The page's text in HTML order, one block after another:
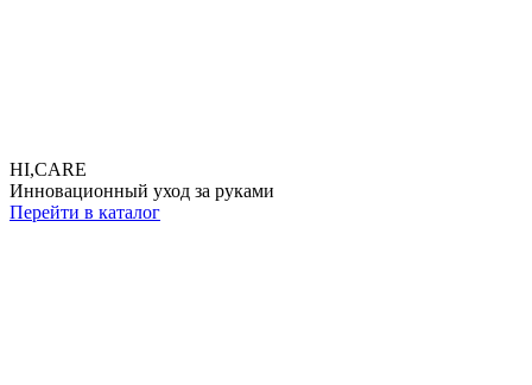
HI,CARE
Инновационный уход за руками
Перейти в каталог